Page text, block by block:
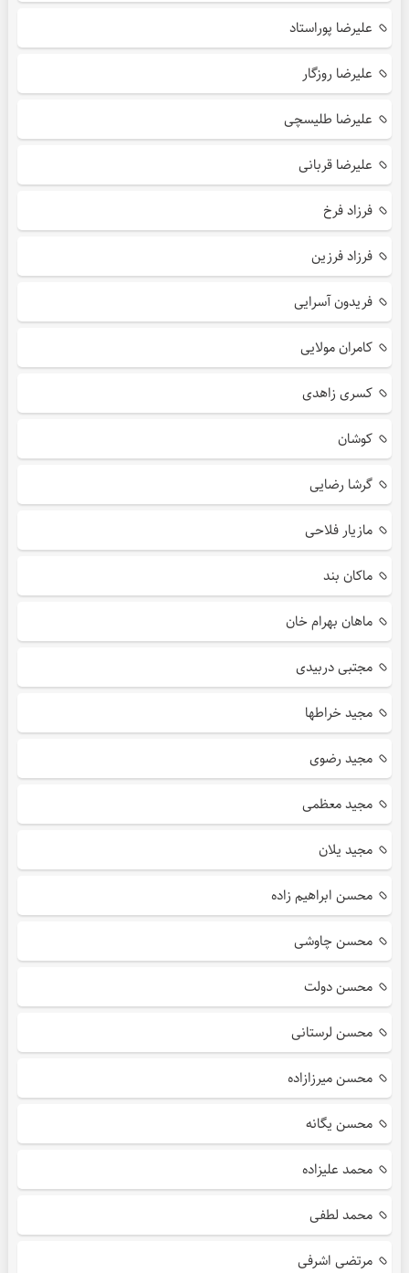
علیرضا پوراستاد
علیرضا روزگار
علیرضا طلیسچی
علیرضا قربانی
فرزاد فرخ
فرزاد فرزین
فریدون آسرایی
کامران مولایی
کسری زاهدی
کوشان
گرشا رضایی
مازیار فلاحی
ماکان بند
ماهان بهرام خان
مجتبی دربیدی
مجید خراطها
مجید رضوی
مجید معظمی
مجید یلان
محسن ابراهیم زاده
محسن چاوشی
محسن دولت
محسن لرستانی
محسن میرزازاده
محسن یگانه
محمد علیزاده
محمد لطفی
مرتضی اشرفی